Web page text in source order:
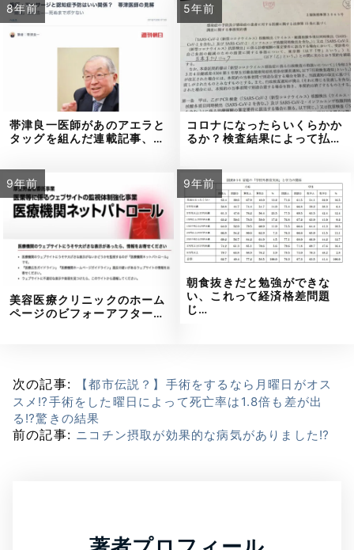
8年前
帯津良一医師があのアエラと
タッグを組んだ連載記事、…
5年前
コロナになったらいくらかか
るか？検査結果によって払…
9年前
美容医療クリニックのホーム
ページのビフォーアフター…
9年前
朝食抜きだと勉強ができな
い、これって経済格差問題
じ…
次の記事:
【都市伝説？】手術をするなら月曜日がオス
スメ⁉手術をした曜日によって死亡率は1.8倍も差が出
る⁉驚きの結果
前の記事: ニコチン摂取が効果的な病気がありました⁉